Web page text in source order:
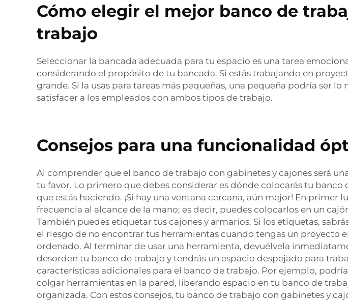
Cómo elegir el mejor banco de
trabajo
Seleccionar la bancada adecuada para tu espacio es una tarea
considerando el propósito de tu bancada. Si estás trabajando en
grande. Si la usas para tareas más pequeñas, una pequeña podría ser
satisfacer a los empleados con ambos tipos de trabajo.
Consejos para una funcionalidad
Al comprender que el banco de trabajo con gabinetes y cajones será
tu favor. Lo primero que debes considerar es dónde colocarás tu
que estás haciendo. ¡Si hay una ventana cercana, aún mejor! En
frecuencia al alcance de la mano; es decir, puedes colocarlos en un
También puedes etiquetar tus cajones y armarios. Si los etiquetas,
el riesgo de no encontrar tus herramientas cuando tengas un proyecto
ordenado. Al terminar de usar una herramienta, devuélvela
desorden tu banco de trabajo y tendrás un espacio despejado para
características adicionales para el banco de trabajo. Por ejemplo,
colgar herramientas en la pared, liberando espacio en tu banco de
organizada. Con estos consejos, tu banco de trabajo con gabinetes y